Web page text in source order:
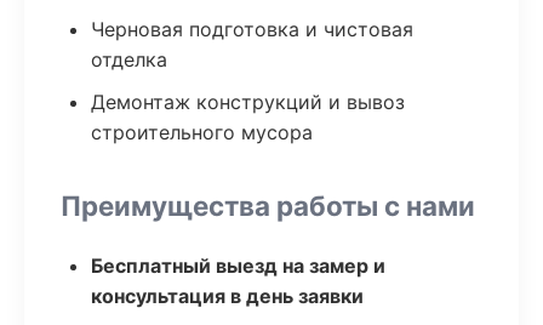
Черновая подготовка и чистовая
отделка
Демонтаж конструкций и вывоз
строительного мусора
Преимущества работы с нами
Бесплатный выезд на замер и
консультация в день заявки